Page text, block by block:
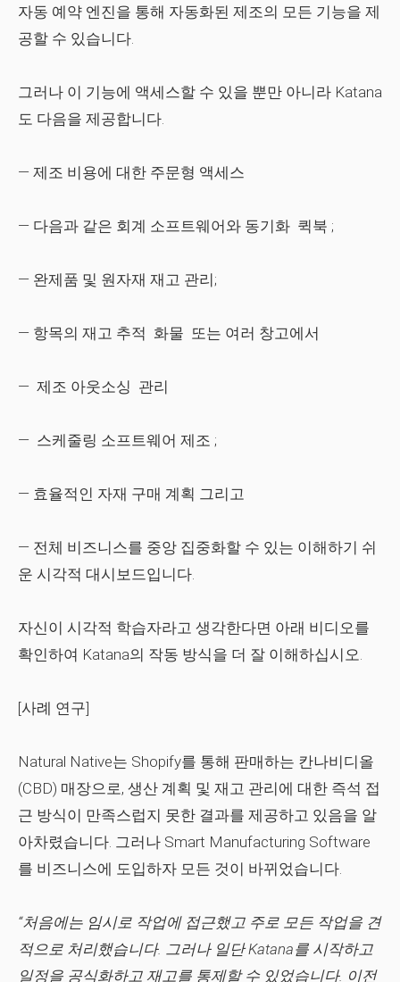
자동 예약 엔진을 통해 자동화된 제조의 모든 기능을 제
공할 수 있습니다.
그러나 이 기능에 액세스할 수 있을 뿐만 아니라 Katana
도 다음을 제공합니다.
— 제조 비용에 대한 주문형 액세스
— 다음과 같은 회계 소프트웨어와 동기화 퀵북 ;
— 완제품 및 원자재 재고 관리;
— 항목의 재고 추적 화물 또는 여러 창고에서
— 제조 아웃소싱 관리
— 스케줄링 소프트웨어 제조 ;
— 효율적인 자재 구매 계획 그리고
— 전체 비즈니스를 중앙 집중화할 수 있는 이해하기 쉬
운 시각적 대시보드입니다.
자신이 시각적 학습자라고 생각한다면 아래 비디오를
확인하여 Katana의 작동 방식을 더 잘 이해하십시오.
[사례 연구]
Natural Native는 Shopify를 통해 판매하는 칸나비디올
(CBD) 매장으로, 생산 계획 및 재고 관리에 대한 즉석 접
근 방식이 만족스럽지 못한 결과를 제공하고 있음을 알
아차렸습니다. 그러나 Smart Manufacturing Software
를 비즈니스에 도입하자 모든 것이 바뀌었습니다.
“처음에는 임시로 작업에 접근했고 주로 모든 작업을 견
적으로 처리했습니다. 그러나 일단 Katana를 시작하고
일정을 공식화하고 재고를 통제할 수 있었습니다. 이전